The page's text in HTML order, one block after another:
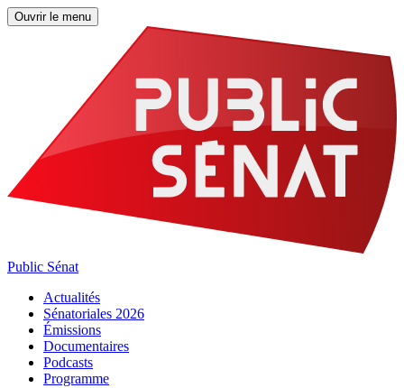
Ouvrir le menu
Public Sénat
Actualités
Sénatoriales 2026
Émissions
Documentaires
Podcasts
Programme